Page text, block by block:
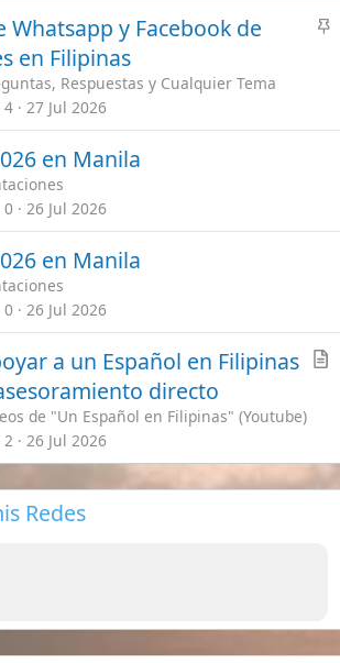
en Manila
26 Jul 2026
c
directo
de "Un Español en Filipinas" (Youtube)
26 Jul 2026
Vídeos de Filipinas
lo explico todo]
para viajar a Filipinas